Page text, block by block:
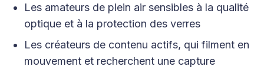
Les amateurs de plein air sensibles à la qualité
optique et à la protection des verres
Les créateurs de contenu actifs, qui filment en
mouvement et recherchent une capture